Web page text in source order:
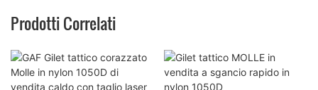
Prodotti Correlati